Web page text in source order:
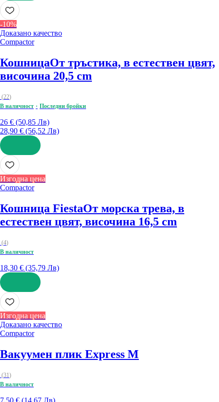
ДОБАВИ
-10%
Доказано качество
Compactor
КошницаОт тръстика, в естествен цвят,
височина 20,5 cm
(22)
В наличност
Последни бройки
26 € (50,85 Лв)
28,90 € (56,52 Лв)
ДОБАВИ
Изгодна цена
Compactor
Кошница FiestaОт морска трева, в
естествен цвят, височина 16,5 cm
(4)
В наличност
18,30 € (35,79 Лв)
ДОБАВИ
Изгодна цена
Доказано качество
Compactor
Вакуумен плик Express M
(31)
В наличност
7,50 € (14,67 Лв)